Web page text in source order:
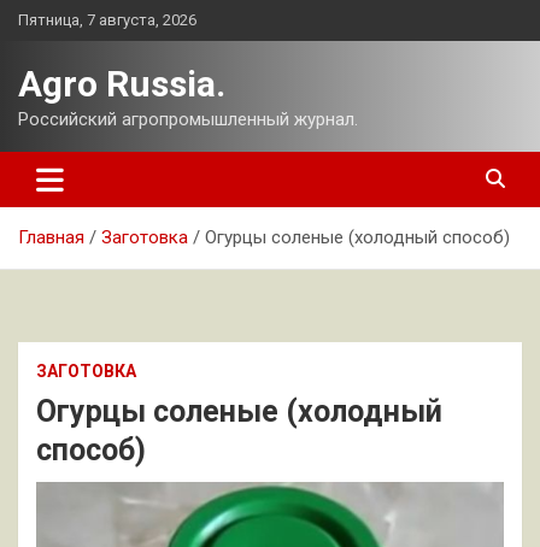
Перейти
Пятница, 7 августа, 2026
Agro Russia.
Российский агропромышленный журнал.
Главная Заготовка Огурцы соленые (холодный способ)
ЗАГОТОВКА
Огурцы соленые (холодный
способ)